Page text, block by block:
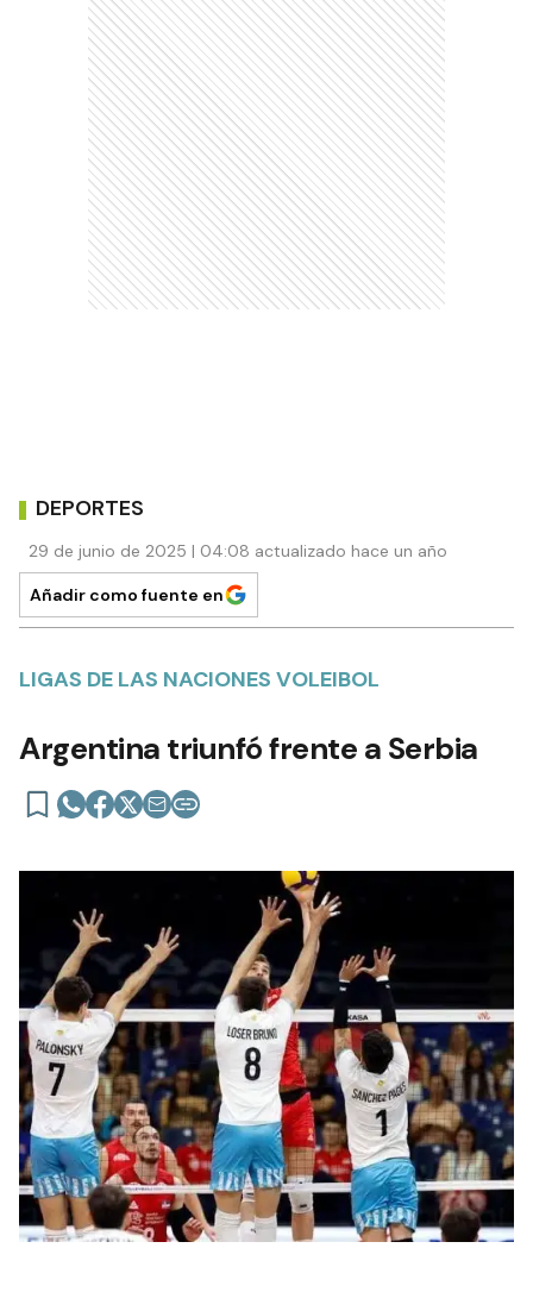
DEPORTES
29 de junio de 2025 | 04:08 actualizado hace un año
Añadir como fuente en
LIGAS DE LAS NACIONES VOLEIBOL
Argentina triunfó frente a Serbia